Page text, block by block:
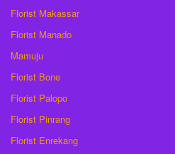
Florist Makassar
Florist Manado
Mamuju
Florist Bone
Florist Palopo
Florist Pinrang
Florist Enrekang